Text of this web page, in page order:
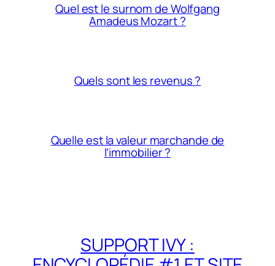
Quel est le surnom de Wolfgang
Amadeus Mozart ?
Quels sont les revenus ?
Quelle est la valeur marchande de
l’immobilier ?
SUPPORT IVY :